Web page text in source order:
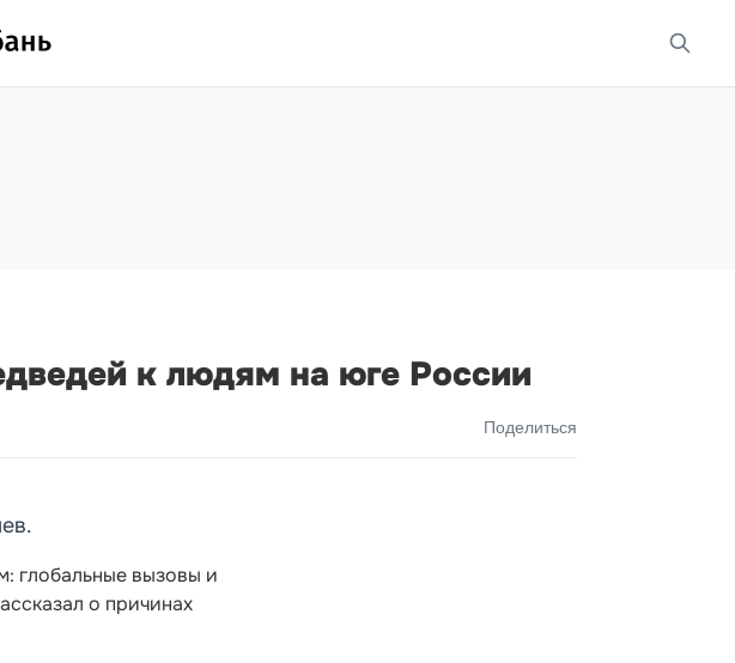
к людям на юге России
Поделиться
глобальные вызовы и
о причинах